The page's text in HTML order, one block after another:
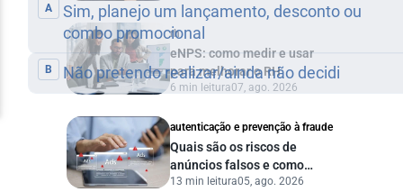
eficiente
rh
eNPS: como medir e usar
para melhorar o RH
6 min leitura07, ago. 2026
autenticação e prevenção à fraude
Quais são os riscos de
anúncios falsos e como
proteger seu negócio?
13 min leitura05, ago. 2026